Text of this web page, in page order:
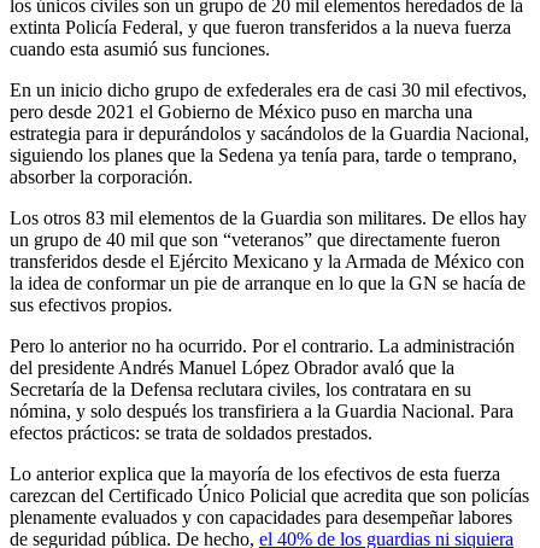
Telegram
los únicos civiles son un grupo de 20 mil elementos heredados de la
extinta Policía Federal, y que fueron transferidos a la nueva fuerza
cuando esta asumió sus funciones.
En un inicio dicho grupo de exfederales era de casi 30 mil efectivos,
pero desde 2021 el Gobierno de México puso en marcha una
estrategia para ir depurándolos y sacándolos de la Guardia Nacional,
siguiendo los planes que la Sedena ya tenía para, tarde o temprano,
absorber la corporación.
Los otros 83 mil elementos de la Guardia son militares. De ellos hay
un grupo de 40 mil que son “veteranos” que directamente fueron
transferidos desde el Ejército Mexicano y la Armada de México con
la idea de conformar un pie de arranque en lo que la GN se hacía de
sus efectivos propios.
Pero lo anterior no ha ocurrido. Por el contrario. La administración
del presidente Andrés Manuel López Obrador avaló que la
Secretaría de la Defensa reclutara civiles, los contratara en su
nómina, y solo después los transfiriera a la Guardia Nacional. Para
efectos prácticos: se trata de soldados prestados.
Lo anterior explica que la mayoría de los efectivos de esta fuerza
carezcan del Certificado Único Policial que acredita que son policías
plenamente evaluados y con capacidades para desempeñar labores
de seguridad pública. De hecho, el 40% de los guardias ni siquiera